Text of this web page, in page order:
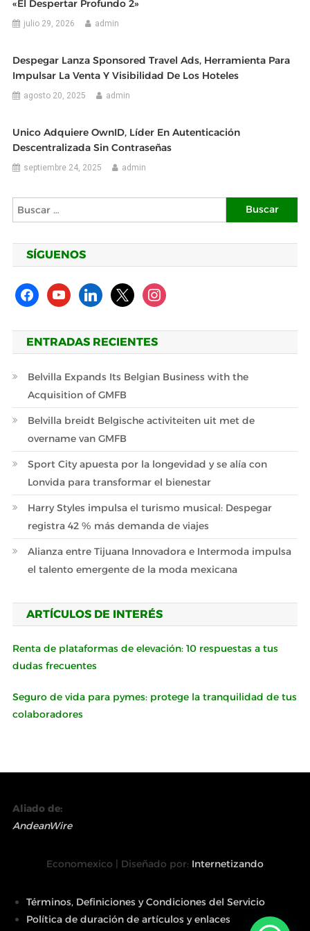
«El Despertar Profundo 2»
julio 29, 2026 admin
Despegar Lanza Sponsored Travel Ads, Herramienta Para
Impulsar La Venta Y Visibilidad De Los Hoteles
agosto 20, 2025 admin
Unico Adquiere OwnID, Líder En Autenticación
Descentralizada Sin Contraseñas
septiembre 24, 2025 admin
Buscar:
SÍGUENOS
facebookyoutubelinkedin
x instagram
ENTRADAS RECIENTES
Belvilla Expands Its Belgian Business with the
Acquisition of GMFB
Belvilla breidt Belgische activiteiten uit met de
overname van GMFB
Sport City apuesta por la longevidad y se alía con
Lonvida para transformar el bienestar
Harry Styles impulsa el turismo musical: Despegar
registra 42 % más demanda de viajes
Alianza entre Tijuana Innovadora e Intermoda impulsa
el talento emergente de la moda mexicana
ARTÍCULOS DE INTERÉS
Renta de plataformas de elevación: 10 respuestas a tus
dudas frecuentes
Seguro de vida para pymes: protege la tranquilidad de tus
colaboradores
Aliado de:
AndeanWire
Economexico | Diseñado por: Internetizando
Términos, Definiciones y Condiciones del Servicio
Política de duración de artículos y enlaces